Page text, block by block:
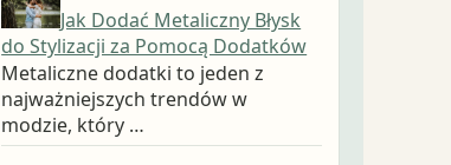
Jak Dodać Metaliczny Błysk
do Stylizacji za Pomocą Dodatków
Metaliczne dodatki to jeden z
najważniejszych trendów w
modzie, który …